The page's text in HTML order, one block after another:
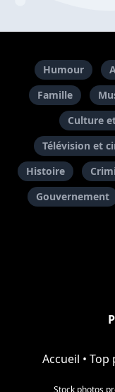
Humour
Famille
Culture
Télévision et
Histoire
Gouvernement
Accueil • Top
Stock photos